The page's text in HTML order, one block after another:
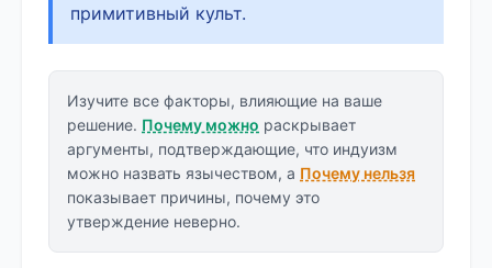
примитивный культ.
Изучите все факторы, влияющие на ваше
решение. Почему можно раскрывает
аргументы, подтверждающие, что индуизм
можно назвать язычеством, а Почему нельзя
показывает причины, почему это
утверждение неверно.